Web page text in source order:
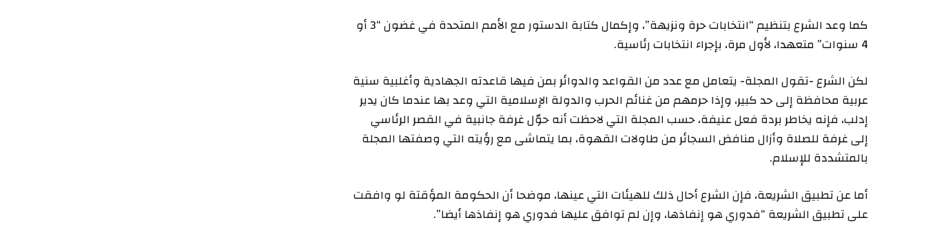
كما وعد الشرع بتنظيم “انتخابات حرة ونزيهة”، وإكمال كتابة الدستور مع الأمم المتحدة في غضون “3 أو
4 سنوات” متعهدا، لأول مرة، بإجراء انتخابات رئاسية.
لكن الشرع -تقول المجلة- يتعامل مع عدد من القواعد والدوائر بمن فيها قاعدته الجهادية وأغلبية سنية
عربية محافظة إلى حد كبير، وإذا حرمهم من غنائم الحرب والدولة الإسلامية التي وعد بها عندما كان يدير
إدلب، فإنه يخاطر بردة فعل عنيفة، حسب المجلة التي لاحظت أنه حوّل غرفة جانبية في القصر الرئاسي
إلى غرفة للصلاة وأزال منافض السجائر من طاولات القهوة، بما يتماشى مع رؤيته التي وصفتها المجلة
بالمتشددة للإسلام.
أما عن تطبيق الشريعة، فإن الشرع أحال ذلك للهيئات التي عينها، موضحا أن الحكومة المؤقتة لو وافقت
على تطبيق الشريعة “فدوري هو إنفاذها، وإن لم توافق عليها فدوري هو إنفاذها أيضا”.